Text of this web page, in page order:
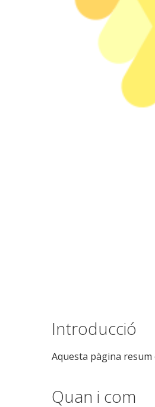
Introducció
Aquesta pàgina
Quan i com